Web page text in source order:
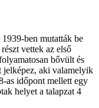
1939-ben mutatták be
vettek az első
bővült és
jelképez, aki valamelyik
as időpont mellett egy
helyet a talapzat 4